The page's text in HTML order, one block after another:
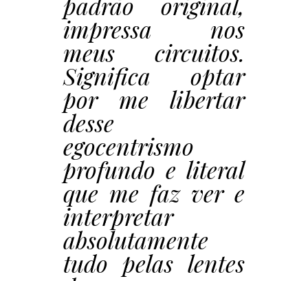
impressa nos
meus circuitos.
Significa optar
por me libertar
desse
egocentrismo
profundo e literal
que me faz ver e
interpretar
absolutamente
tudo pelas lentes